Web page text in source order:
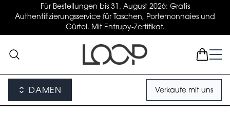
Für Bestellungen bis 31. August 2026: Gratis
Authentifizierungsservice für Taschen, Portemonnaies und
Gürtel. Mit Entrupy-Zertifikat.
DAMEN Verkaufe mit uns